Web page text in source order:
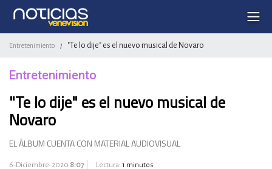
Entretenimiento / "Te lo dije" es el nuevo musical de Novaro
Entretenimiento
"Te lo dije" es el nuevo musical de
Novaro
EL ÁLBUM CUENTA CON MATERIAL AUDIOVISUAL
6-Diciembre-2020 8:07 Lectura: 1 minutos